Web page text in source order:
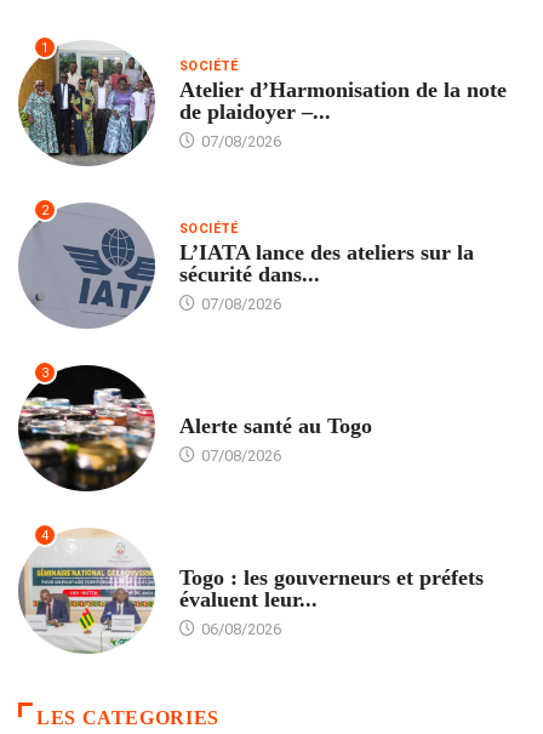
1
SOCIÉTÉ
Atelier d’Harmonisation de la note
de plaidoyer –...
07/08/2026
2
SOCIÉTÉ
L’IATA lance des ateliers sur la
sécurité dans...
07/08/2026
3
Alerte santé au Togo
07/08/2026
4
Togo : les gouverneurs et préfets
évaluent leur...
06/08/2026
LES CATEGORIES